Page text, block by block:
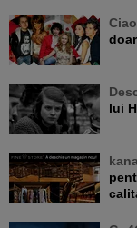
lui